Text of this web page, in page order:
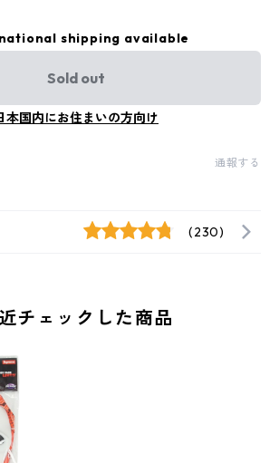
shipping available
Sold out
本国内にお住まいの方向け
通報する
(230)
チェックした商品